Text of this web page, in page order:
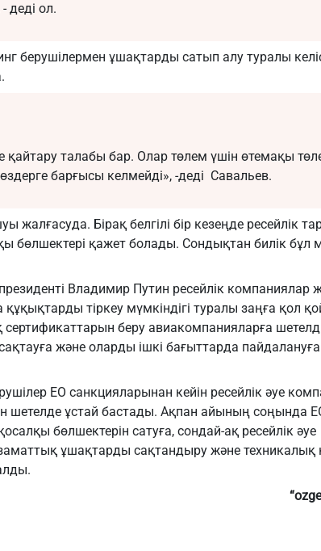
деді ол.
берушілермен ұшақтарды сатып алу туралы
талабы бар. Олар төлем үшін өтемақы
барғысы келмейді», -деді Савальев.
жалғасуда. Бірақ белгілі бір кезеңде ресейлік
бөлшектері қажет болады. Сондықтан билік бұл
Владимир Путин ресейлік компаниялар
құқықтарды тіркеу мүмкіндігі туралы заңға қол
беру авиакомпанияларға
және оларды ішкі бағыттарда
ЕО санкцияларынан кейін ресейлік әуе
шетелде ұстай бастады. Ақпан айының соңында
бөлшектерін сатуға, сондай-ақ ресейлік әуе
ұшақтарды сақтандыру және техникалық